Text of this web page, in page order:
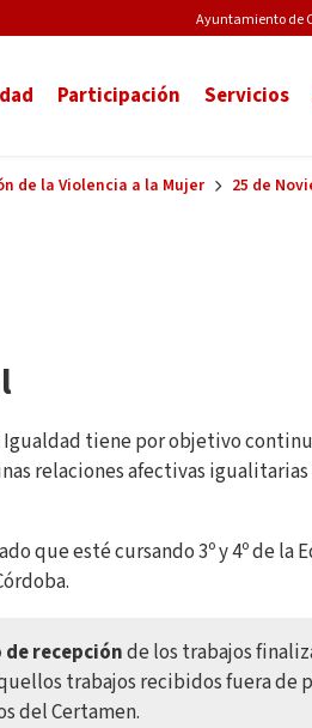
Pre-
Ayuntamiento de
Participación Servicios
de la Violencia a la Mujer
25 de
Igualdad tiene por objetivo
relaciones afectivas
que esté cursando 3º y 4º de la
de recepciónde los trabajos
trabajos recibidos fuera de
del Certamen.